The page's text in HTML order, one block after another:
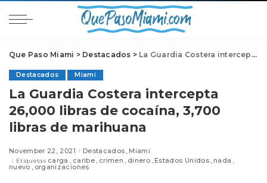
Que Paso Miami > Destacados > La Guardia Costera intercepta 26,000 libras de cocaína, 3,700 libras de marihuana
Destacados Miami
La Guardia Costera intercepta
26,000 libras de cocaína, 3,700
libras de marihuana
November 22, 2021 Destacados Miami
Etiquetas carga caribe crimen dinero Estados Unidos nada
nuevo organizaciones